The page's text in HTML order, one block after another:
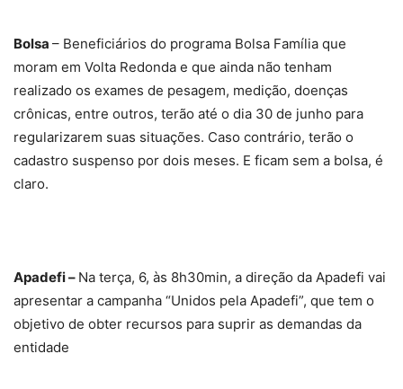
Bolsa – Beneficiários do programa Bolsa Família que
moram em Volta Redonda e que ainda não tenham
realizado os exames de pesagem, medição, doenças
crônicas, entre outros, terão até o dia 30 de junho para
regularizarem suas situações. Caso contrário, terão o
cadastro suspenso por dois meses. E ficam sem a bolsa, é
claro.
Apadefi – Na terça, 6, às 8h30min, a direção da Apadefi vai
apresentar a campanha “Unidos pela Apadefi”, que tem o
objetivo de obter recursos para suprir as demandas da
entidade